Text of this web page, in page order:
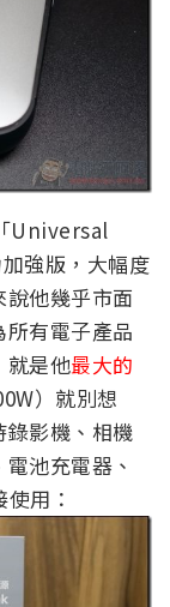
Universal
強版，大幅度
他幾乎市面
有電子產品
就是他最大的
）就別想
影機、相機
池充電器、
用：